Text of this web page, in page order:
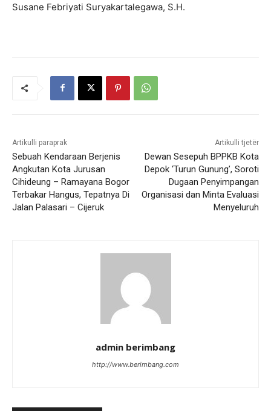
Susane Febriyati Suryakartalegawa, S.H.
Artikulli paraprak
Sebuah Kendaraan Berjenis
Angkutan Kota Jurusan
Cihideung – Ramayana Bogor
Terbakar Hangus, Tepatnya Di
Jalan Palasari – Cijeruk
Artikulli tjetër
Dewan Sesepuh BPPKB Kota
Depok ‘Turun Gunung’, Soroti
Dugaan Penyimpangan
Organisasi dan Minta Evaluasi
Menyeluruh
admin berimbang
http://www.berimbang.com